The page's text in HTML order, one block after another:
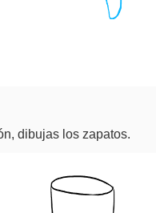
dibujas los zapatos.